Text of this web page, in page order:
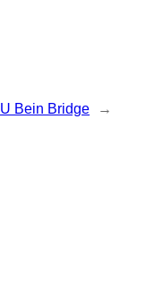
U Bein Bridge →